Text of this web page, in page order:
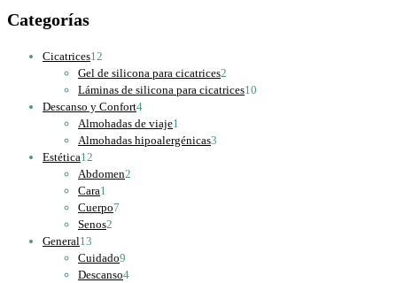
Categorías
Cicatrices12
productos
Gel de silicona para cicatrices2
productos
Láminas de silicona para cicatrices10
Descanso y Confort44
productos
Almohadas de viaje1
producto
Almohadas hipoalergénicas3
Estética12
productos
Abdomen2
Cara1
producto
Cuerpo7
Senos2
General13
productos
Cuidado9
productos
Descanso44